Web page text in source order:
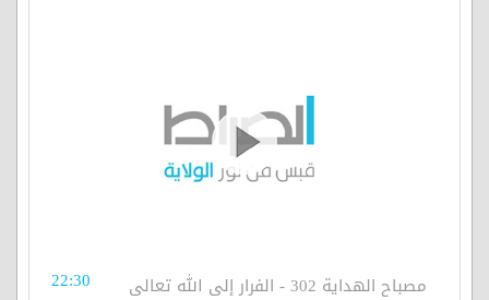
مصباح الهداية 302 - الفرار إلى الله تعالى 22:30